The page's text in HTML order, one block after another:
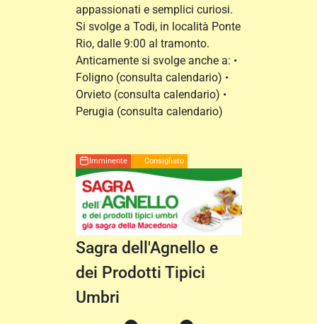
appassionati e semplici curiosi.
Si svolge a Todi, in località Ponte
Rio, dalle 9:00 al tramonto.
Anticamente si svolge anche a: •
Foligno (consulta calendario) •
Orvieto (consulta calendario) •
Perugia (consulta calendario)
Imminente Consigliato
Sagra dell'Agnello e
dei Prodotti Tipici
Umbri